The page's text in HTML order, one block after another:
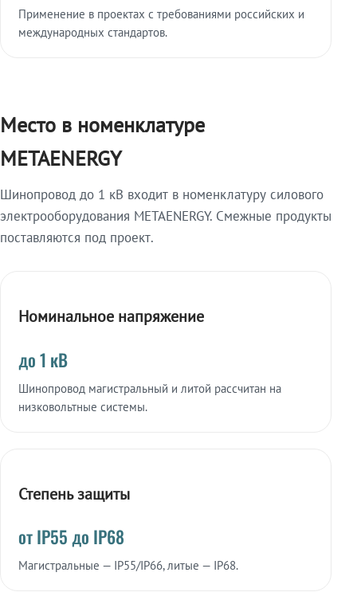
Применение в проектах с требованиями российских и
международных стандартов.
Место в номенклатуре
METAENERGY
Шинопровод до 1 кВ входит в номенклатуру силового
электрооборудования METAENERGY. Смежные продукты
поставляются под проект.
Номинальное напряжение
до 1 кВ
Шинопровод магистральный и литой рассчитан на
низковольтные системы.
Степень защиты
от IP55 до IP68
Магистральные — IP55/IP66, литые — IP68.